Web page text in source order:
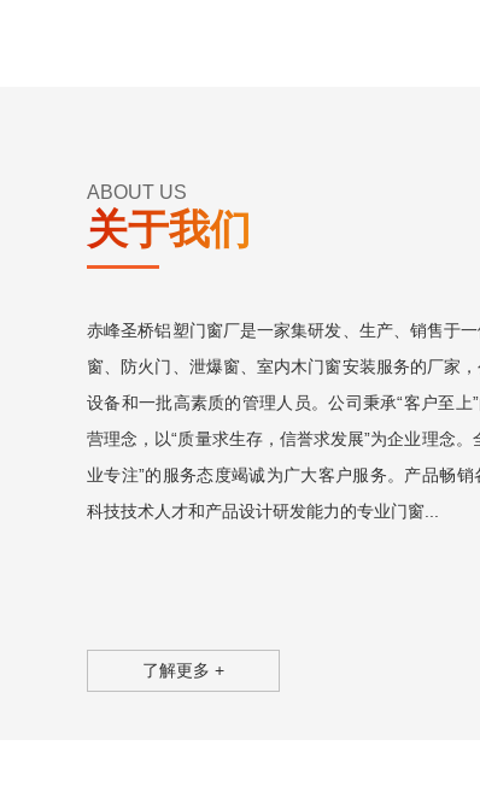
ABOUT US
关于我们
赤峰圣桥铝塑门窗厂是一家集研发、生产、销售于
窗、防火门、泄爆窗、室内木门窗安装服务的厂家
设备和一批高素质的管理人员。公司秉承“客户至上
营理念，以“质量求生存，信誉求发展”为企业理念
业专注”的服务态度竭诚为广大客户服务。产品畅
科技技术人才和产品设计研发能力的专业门窗...
了解更多 +